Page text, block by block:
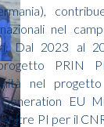
nel
Dal 2023 al
PRIN
nel
EU
inoltre PI per il